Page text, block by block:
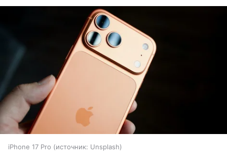
iPhone 17 Pro источник: Unsplash